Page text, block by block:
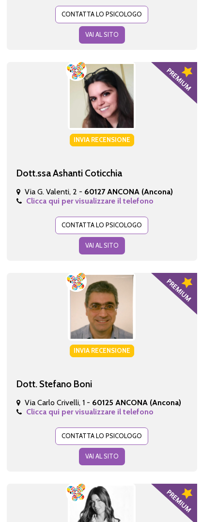
CONTATTA LO PSICOLOGO
VAI AL SITO
INVIA RECENSIONE
Dott.ssa Ashanti Coticchia
Via G. Valenti, 2 - 60127 ANCONA (Ancona)
Clicca qui per visualizzare il telefono
CONTATTA LO PSICOLOGO
VAI AL SITO
INVIA RECENSIONE
Dott. Stefano Boni
Via Carlo Crivelli, 1 - 60125 ANCONA (Ancona)
Clicca qui per visualizzare il telefono
CONTATTA LO PSICOLOGO
VAI AL SITO